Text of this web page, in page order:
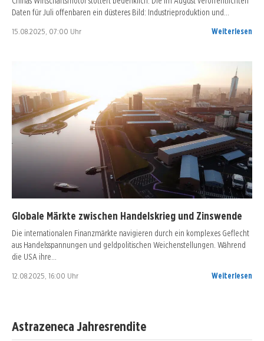
Daten für Juli offenbaren ein düsteres Bild: Industrieproduktion und…
15.08.2025, 07:00 Uhr Weiterlesen
Globale Märkte zwischen Handelskrieg und Zinswende
Die internationalen Finanzmärkte navigieren durch ein komplexes Geflecht
aus Handelsspannungen und geldpolitischen Weichenstellungen. Während
die USA ihre…
12.08.2025, 16:00 Uhr Weiterlesen
Astrazeneca Jahresrendite